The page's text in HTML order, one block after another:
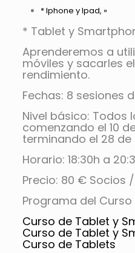
* Iphone y Ipad, »
* Tablet y
Aprenderemos a
móviles y sacarles
rendimiento.
Fechas: 8 sesiones
Nivel básico: Todos
comenzando el 10
terminando el 28 de
Horario: 18:30h a
Precio: 80 € Socios
Programa del Curso
Curso de Tablet y
Curso de Tablet y
Curso de Tablets